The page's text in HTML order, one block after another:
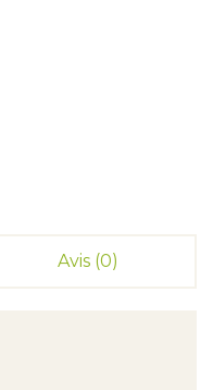
Avis (0)